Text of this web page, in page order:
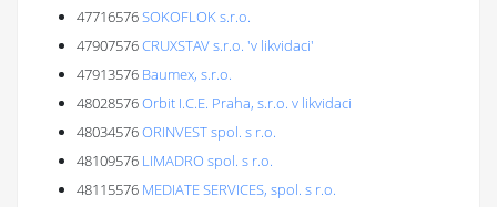
47716576SOKOFLOK s.r.o.
47907576CRUXSTAV s.r.o. 'v likvidaci'
47913576 Baumex, s.r.o.
48028576Orbit I.C.E. Praha, s.r.o. v likvidaci
48034576ORINVEST spol. s r.o.
48109576 LIMADRO spol. s r.o.
48115576 MEDIATE SERVICES, spol. s r.o.